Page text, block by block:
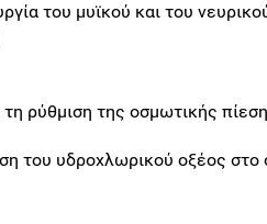
του μυϊκού και του
τη ρύθμιση της οσμωτικής
του υδροχλωρικού οξέος στο